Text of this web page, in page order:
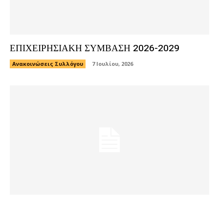
ΕΠΙΧΕΙΡΗΣΙΑΚΗ ΣΥΜΒΑΣΗ 2026-2029
Ανακοινώσεις Συλλόγου 7 Ιουλίου, 2026